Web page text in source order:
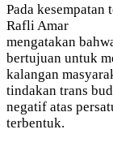
Pada
Rafli Amar
mengatakan
bertujuan untuk
kalangan
tindakan trans
negatif atas
terbentuk.